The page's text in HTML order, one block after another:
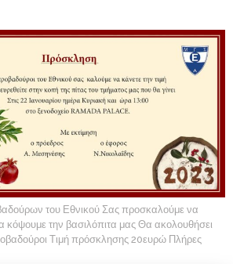
του Εθνικού Σας προσκαλούμε να
κόψουμε την βασιλόπιτα μας Θα ακολουθήσει
Τιμή πρόσκλησης 20ευρώ Πλήρες